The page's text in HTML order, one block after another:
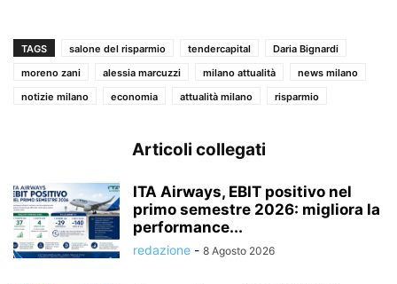
TAGS salone del risparmio tendercapital
Daria Bignardi
moreno zani
alessia marcuzzi milano attualità
news milano
notizie milano
economia attualità milano risparmio
Articoli collegati
ITA Airways, EBIT positivo nel
primo semestre 2026: migliora la
performance...
redazione - 8 Agosto 2026